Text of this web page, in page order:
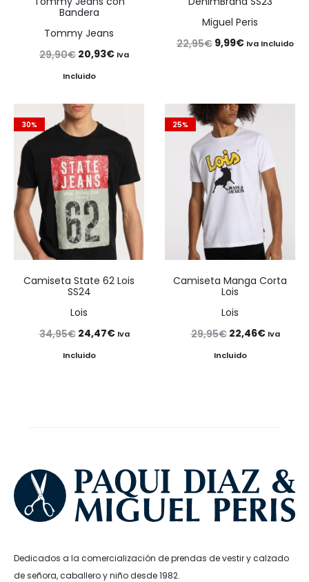
Bandera
Tommy Jeans
29,90€ El
precio
era:
29,90€.
20,93€El
20,93€.
Iva
Incluido
Miguel Peris
22,95€ El
era:
22,95€.
9,99€El
es:
9,99€.
Iva Incluido
30%
Camiseta State 62 Lois
SS24
Lois
34,95€ El
precio
24,47€ElIva
Incluido
25%
Camiseta Manga Corta
Lois
Lois
29,95€ El
precio
22,46€ElIva
Incluido
Dedicados a la comercialización de prendas de vestir y calzado
de señora, caballero y niño desde 1982.